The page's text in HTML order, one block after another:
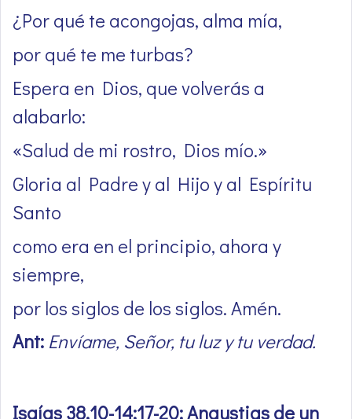
¿Por qué te acongojas, alma mía,
por qué te me turbas?
Espera en Dios, que volverás a
alabarlo:
«Salud de mi rostro, Dios mío.»
Gloria al Padre y al Hijo y al Espíritu
Santo
como era en el principio, ahora y
siempre,
por los siglos de los siglos. Amén.
Ant: Envíame, Señor, tu luz y tu verdad.
Isaías 38,10-14;17-20: Angustias de un